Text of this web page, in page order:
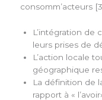
consomm’acteurs
L’intégration de
leurs prises de
L’action locale
géographique
La définition de
rapport à «